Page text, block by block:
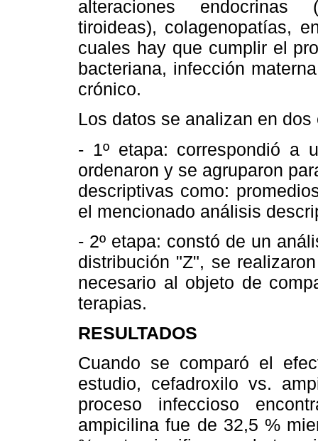
alteraciones endocrinas
tiroideas), colagenopatías,
cuales hay que cumplir el
bacteriana, infección
crónico.
Los datos se analizan en dos
- 1º etapa: correspondió a
ordenaron y se agruparon
descriptivas como:
el mencionado análisis
- 2º etapa: constó de un
distribución "Z", se
necesario al objeto de
terapias.
RESULTADOS
Cuando se comparó el
estudio, cefadroxilo vs.
proceso infeccioso
ampicilina fue de 32,5 %